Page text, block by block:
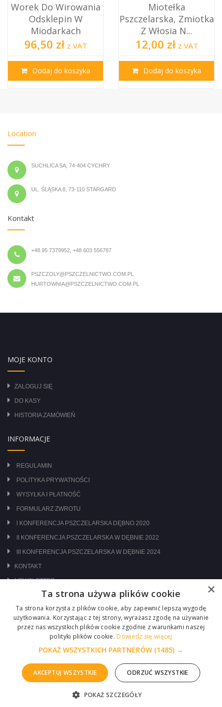
Worek Do Wirowania
Odsklepin W
Miodarkach
96,50 zł z VAT
Dodaj do koszyka
Miotełka
Pszczelarska, Zmiotka
Z Włosia N...
12,00 zł z VAT
Dodaj do koszyka
Location
SUCHLICA 5A, 74-404 CYCHRY
UL. ŚLĄSKA 8, 73-110 STARGARD
Kontakt
+48 95 7379952, +48 603 556787
PSZCZOLY@PSZCZELNICTWO.COM.PL
HURTOWNIA@PSZCZELNICTWO.COM.PL
MOJE KONTO
ZALOGUJ SIĘ
DO KASY
HISTORIA ZAMÓWIEŃ
INFORMACJE
REGULAMIN
POLITYKA PRYWATNOŚCI
WYSYŁKA I PŁATNOŚĆ
FORMULARZ ZWROTU
I KONFERENCJA PSZCZELARSKA DĘBNO 2020
II KONFERENCJA PSZCZELARSKA W DĘBNIE 2022
III KONFERENCJA PSZCZELARSKA W DĘBNIE 2024
KONTAKT
NEWSLETTER
ODWIEDŹ NAS NA:
Realizacja :
ZGŁOŚ PROBLEM
×
Ta strona używa plików cookie
Ta strona korzysta z plików cookie, aby zapewnić lepszą wygodę
użytkowania. Korzystając z tej strony, wyrażasz zgodę na używanie
przez nas wszystkich plików cookie zgodnie z warunkami naszej
polityki plików cookie. Dowiedz się więcej
POKAŻ WSZYSTKICH PARTNERÓW (1485) →
AKCEPTUJ WSZYSTKIE ODRZUĆ WSZYSTKIE
POKAŻ SZCZEGÓŁY